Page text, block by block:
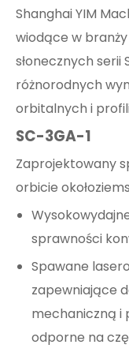
Shanghai YIM
wiodące w
słonecznych serii
różnorodnych
orbitalnych i
SC-3GA-1
Zaprojektowany
orbicie
sprawności
Spawane
zapewniające
mechaniczną i
odporne na